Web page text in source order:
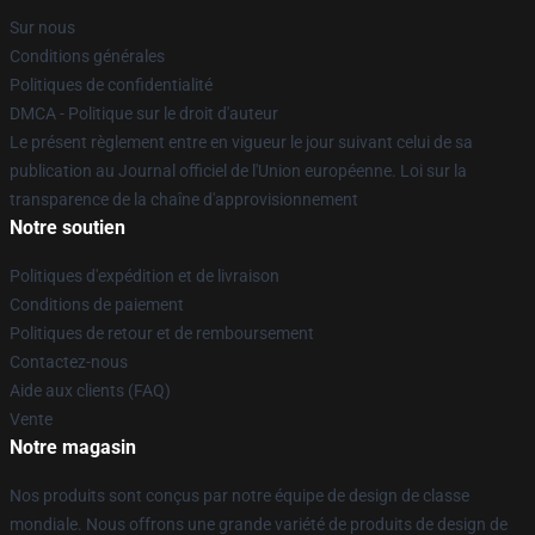
Sur nous
Conditions générales
Politiques de confidentialité
DMCA - Politique sur le droit d'auteur
Le présent règlement entre en vigueur le jour suivant celui de sa
publication au Journal officiel de l'Union européenne. Loi sur la
transparence de la chaîne d'approvisionnement
Notre soutien
Politiques d'expédition et de livraison
Conditions de paiement
Politiques de retour et de remboursement
Contactez-nous
Aide aux clients (FAQ)
Vente
Notre magasin
Nos produits sont conçus par notre équipe de design de classe
mondiale. Nous offrons une grande variété de produits de design de